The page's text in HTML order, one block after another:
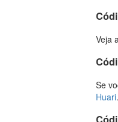
Veja
Se
Huari.